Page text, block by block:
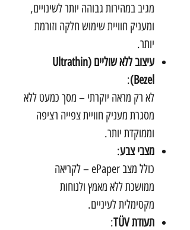
מגיב במהירות גבוהה יותר לשינויים,
ומעניק חוויית שימוש חלקה וזורמת
יותר.
עיצוב ללא שוליים (Ultrathin
Bezel)
:
לא רק מראה יוקרתי – מסך כמעט ללא
מסגרת מעניק חוויית צפייה רציפה
וממוקדת יותר.
מצבי צבע:
כולל מצב ePaper – לקריאה
ממושכת ללא מאמץ ולנוחות
מקסימלית לעיניים.
תעודת TÜV
: